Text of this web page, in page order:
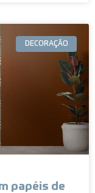
DECORAÇÃO
papéis de